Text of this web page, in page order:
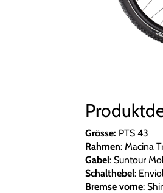
Grösse: PTS 43
Rahmen: Macina
Gabel: Suntour
Schalthebel:
Bremse vorne: